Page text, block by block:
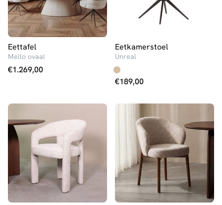
Eettafel
Mello ovaal
€1.269,00
Eetkamerstoel
Unreal
€189,00